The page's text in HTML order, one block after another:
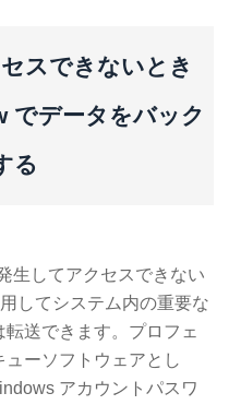
スできないとき
でデータをバック
る
生してアクセスできない
してシステム内の重要な
送できます。プロフェ
ーソフトウェアとし
アカウントパスワ